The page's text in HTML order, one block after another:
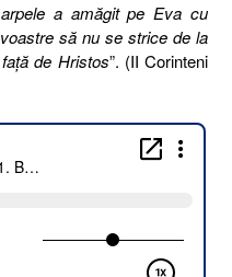
a amăgit pe Eva cu
să nu se strice de la
de Hristos”. (II Corinteni